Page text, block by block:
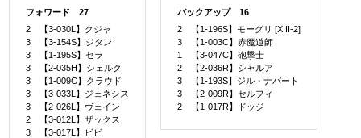
フォワード 27
2 【3-030L】クジャ
3 【3-154S】ジタン
3 【1-195S】セラ
3 【2-035H】シェルク
3 【1-009C】クラウド
3 【3-033L】ジェネシス
3 【2-026L】ヴェイン
2 【3-012L】ザックス
3 【3-017L】ビビ
バックアップ 16
2 【1-196S】モーグリ [XIII-2]
3 【1-003C】赤魔道師
1 【3-047C】砲撃士
2 【2-036R】シャルア
3 【1-193S】ジル・ナバート
3 【2-009R】セルフィ
2 【1-017R】ドッジ